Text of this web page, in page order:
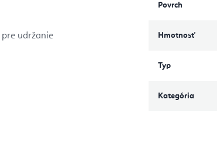
pre udržanie
Povrch
Hmotnosť
Typ
Kategória